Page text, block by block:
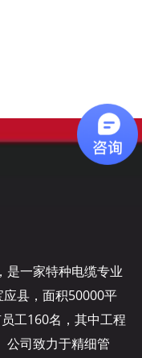
是一家特种电缆专业
县，面积50000平
工160名，其中工程
公司致力于精细管